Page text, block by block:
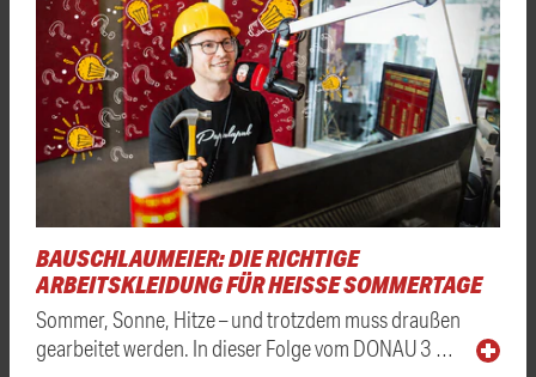
BAUSCHLAUMEIER: DIE RICHTIGE
ARBEITSKLEIDUNG FÜR HEISSE SOMMERTAGE
Sommer, Sonne, Hitze – und trotzdem muss draußen
gearbeitet werden. In dieser Folge vom DONAU 3 …